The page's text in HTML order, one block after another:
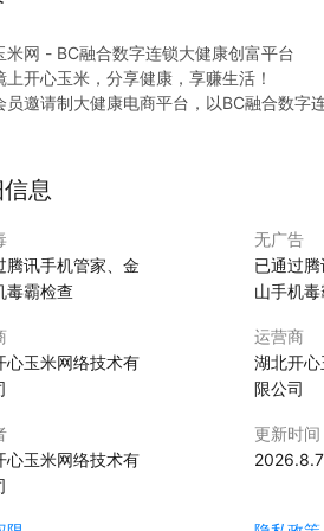
米网 - BC融合数字连锁大健康创富平台
上开心玉米，分享健康，享赚生活！
员邀请制大健康电商平台，以BC融合数字
费有品质，分享增收无压力，解锁“健康+创
息
腾讯手机管家、金
毒霸检查
无广告
已通过
山手机
心玉米网络技术有
运营商
湖北开
限公司
心玉米网络技术有
更新时间
2026.8.7